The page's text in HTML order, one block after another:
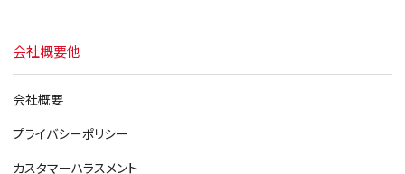
会社概要他
会社概要
プライバシーポリシー
カスタマーハラスメント